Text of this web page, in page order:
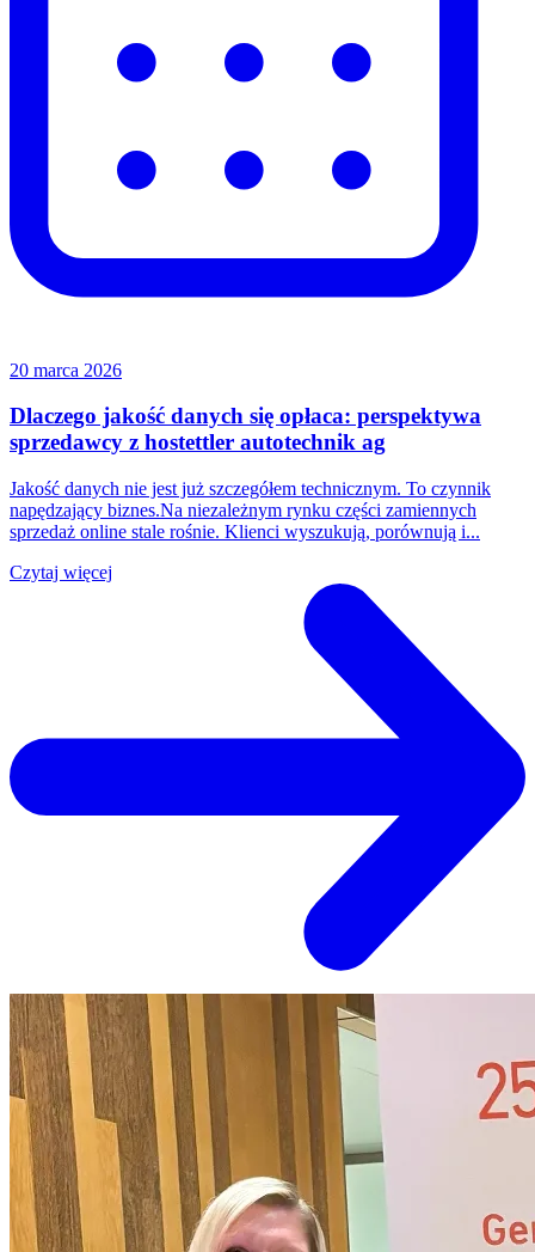
20 marca 2026
Dlaczego jakość danych się opłaca: perspektywa
sprzedawcy z hostettler autotechnik ag
Jakość danych nie jest już szczegółem technicznym. To czynnik
napędzający biznes.Na niezależnym rynku części zamiennych
sprzedaż online stale rośnie. Klienci wyszukują, porównują i...
Czytaj więcej